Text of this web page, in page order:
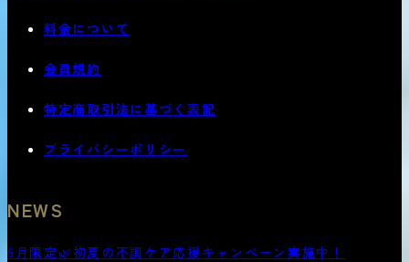
料金について
会員規約
特定商取引法に基づく表記
プライバシーポリシー
NEWS
6月限定🌿初夏の不調ケア応援キャンペーン実施中！